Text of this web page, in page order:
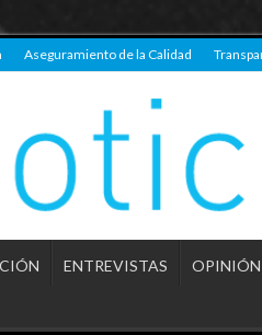
Aseguramiento de la Calidad
ENTREVISTAS OPINIÓN